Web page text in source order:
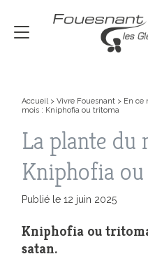
Accueil>Vivre Fouesnant > En ce
mois : Kniphofia ou tritoma
La plante du
Kniphofia
Publié le 12 juin 2025
Kniphofia ou
satan.